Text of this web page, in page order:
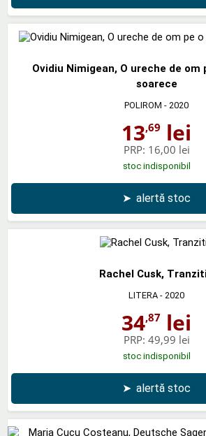
Ovidiu Nimigean, O ureche de om
soarece
POLIROM - 2020
13,69 lei
PRP: 16,00 lei
stoc indisponibil
➤ alertă stoc
Rachel Cusk,
LITERA - 2020
34,87 lei
PRP: 49,99 lei
stoc indisponibil
➤ alertă stoc